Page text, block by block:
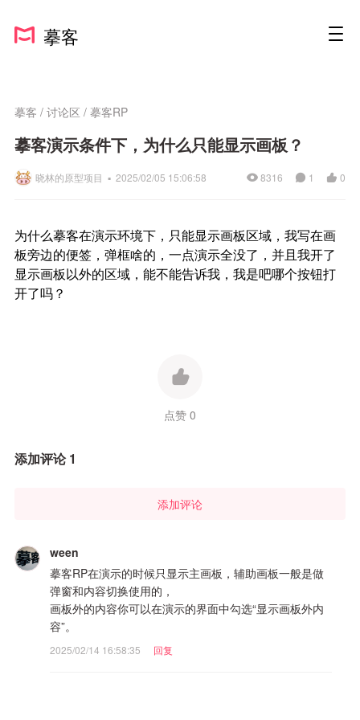
摹客
摹客 / 讨论区 / 摹客RP
摹客演示条件下，为什么只能显示画板？
晓林的原型项目 ▪ 2025/02/05 15:06:58 0
1
8316
为什么摹客在演示环境下，只能显示画板区域，我写在画
板旁边的便签，弹框啥的，一点演示全没了，并且我开了
显示画板以外的区域，能不能告诉我，我是吧哪个按钮打
开了吗？
点赞 0
添加评论 1
添加评论
ween
摹客RP在演示的时候只显示主画板，辅助画板一般是做
弹窗和内容切换使用的，
画板外的内容你可以在演示的界面中勾选“显示画板外内
容”。
2025/02/14 16:58:35 回复